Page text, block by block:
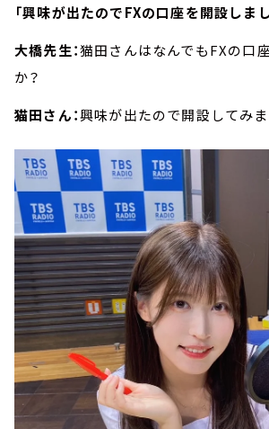
「興味が出たのでFXの口座を開設しまし
大橋先生：猫田さんはなんでもFXの口
か？
猫田さん：興味が出たので開設してみま